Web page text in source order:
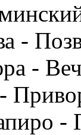
-
-
-